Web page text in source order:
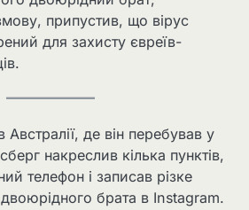
припустив, що вірус
для захисту євреїв-
де він перебував у
накреслив кілька пунктів,
телефон і записав різке
брата в Instagram.